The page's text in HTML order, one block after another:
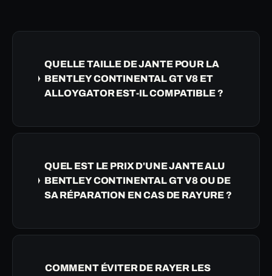
QUELLE TAILLE DE JANTE POUR LA
BENTLEY CONTINENTAL GT V8 ET
ALLOYGATOR EST-IL COMPATIBLE ?
QUEL EST LE PRIX D'UNE JANTE ALU
BENTLEY CONTINENTAL GT V8 OU DE
SA RÉPARATION EN CAS DE RAYURE ?
COMMENT ÉVITER DE RAYER LES